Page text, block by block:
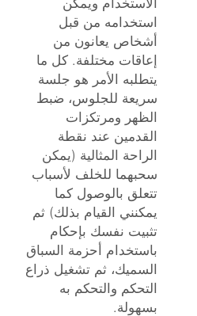
استخدامه من قبل
أشخاص يعانون من
إعاقات مختلفة. كل ما
يتطلبه الأمر هو جلسة
سريعة للجلوس، ضبط
الظهر ومرتكزات
القدمين عند نقطة
الراحة المثالية (يمكن
سحبهما للخلف لأسباب
تتعلق بالوصول كما
يمكنني القيام بذلك) ثم
تثبيت نفسك بإحكام
باستخدام أحزمة السباق
السميك، ثم تشغيل ذراع
التحكم والتحكم به
بسهولة.